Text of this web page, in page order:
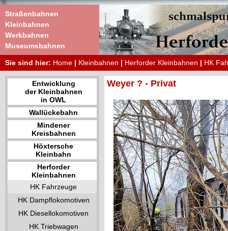
Straßenbahnen
Kleinbahnen
Werkbahnen
Museumsbahnen
Sie sind hier: Home | Kleinbahnen | Herforder Kleinbahnen | HK
Entwicklung
der Kleinbahnen
in OWL
Wallückebahn
Mindener
Kreisbahnen
Höxtersche
Kleinbahn
Herforder
Kleinbahnen
HK Fahrzeuge
HK Dampflokomotiven
HK Diesellokomotiven
HK Triebwagen
Weyer ? - Privat